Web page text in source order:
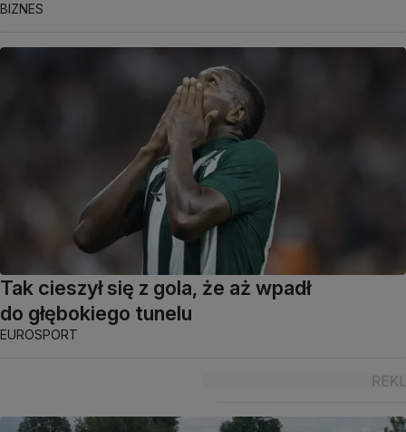
BIZNES
Tak cieszył się z gola, że aż wpadł
do głębokiego tunelu
EUROSPORT